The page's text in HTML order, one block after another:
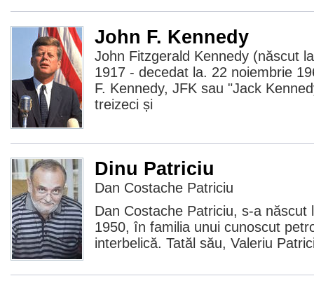
John F. Kennedy
John Fitzgerald Kennedy (născut
1917 - decedat la. 22 noiembrie
F. Kennedy, JFK sau "Jack
treizeci și
Dinu Patriciu
Dan Costache Patriciu
Dan Costache Patriciu, s-a născut
1950, în familia unui cunoscut
interbelică. Tatăl său, Valeriu